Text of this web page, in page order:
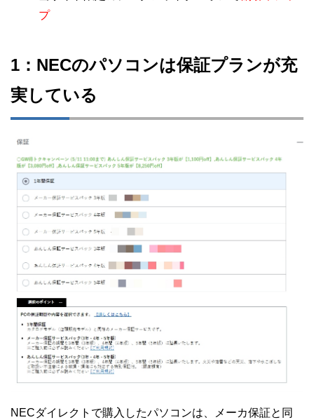
プ
1：NECのパソコンは保証プランが充
実している
NECダイレクトで購入したパソコンは、メーカ保証と同